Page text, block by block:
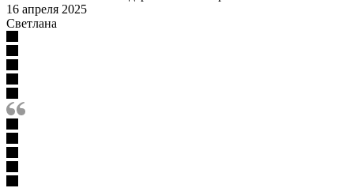
16 апреля 2025
Светлана